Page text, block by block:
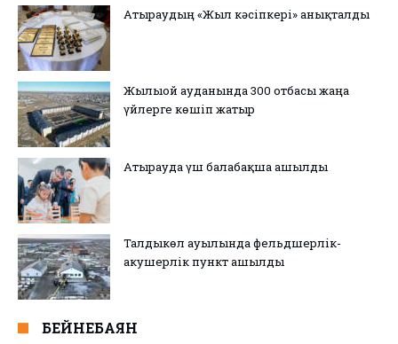
Атыраудың «Жыл кәсіпкері» анықталды
Жылыой ауданында 300 отбасы жаңа
үйлерге көшіп жатыр
Атырауда үш балабақша ашылды
Талдыкөл ауылында фельдшерлік-
акушерлік пункт ашылды
БЕЙНЕБАЯН